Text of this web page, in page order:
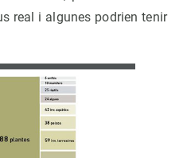
real i algunes podrien tenir